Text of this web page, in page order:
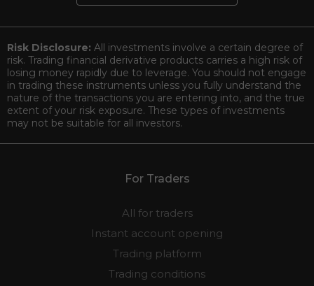
Risk Disclosure: All investments involve a certain degree of
risk. Trading financial derivative products carries a high risk of
losing money rapidly due to leverage. You should not engage
in trading these instruments unless you fully understand the
nature of the transactions you are entering into, and the true
extent of your risk exposure. These types of investments
may not be suitable for all investors.
For Traders
All for traders
Instant account opening
Trading platform
Trading conditions